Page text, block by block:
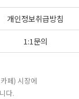
개인정보취급방침
1:1문의
페) 시장에
다.